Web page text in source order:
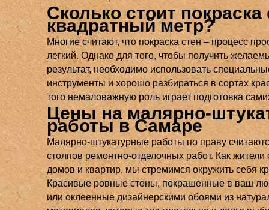
Сколько стоит покраска
квадратный метр?
Многие считают, что покраска стен – процесс
легкий. Однако для того, чтобы получить
результат, необходимо использовать
инструменты и хорошо разбираться в сортах
того немаловажную роль играет подготовка
Цены на малярно-
работы в Самаре
Малярно-штукатурные работы по праву
столпов ремонтно-отделочных работ. Как жители
домов и квартир, мы стремимся окружить себя
Красивые ровные стены, покрашенные в ваш
или оклеенные дизайнерскими обоями из